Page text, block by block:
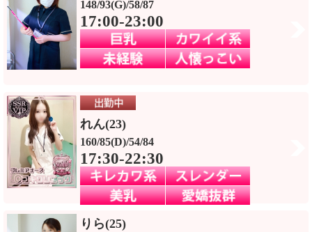
148/93(G)/58/87
17:00-23:00
れん(23)
160/85(D)/54/84
17:30-22:30
りら(25)